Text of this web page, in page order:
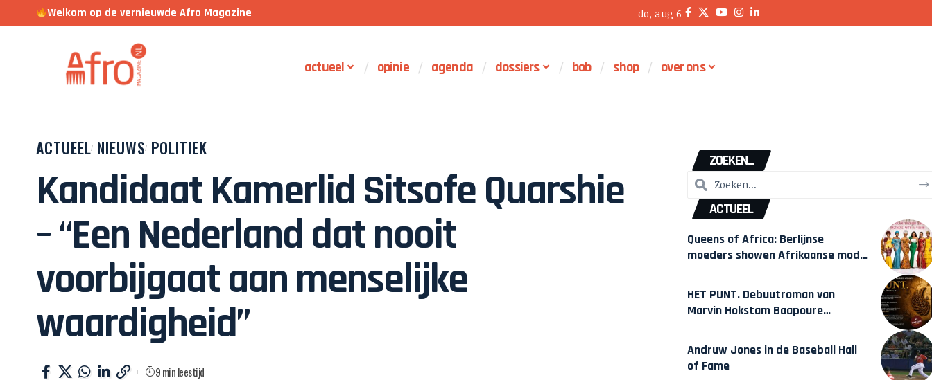
Welkom op de vernieuwde Afro Magazine do, aug 6
actueel opinie agenda dossiers bob shop over ons
ACTUEEL NIEUWS POLITIEK
Kandidaat Kamerlid Sitsofe Quarshie
– “Een Nederland dat nooit
voorbijgaat aan menselijke
waardigheid”
9 min leestijd
ZOEKEN...
ACTUEEL
Queens of Africa: Berlijnse
moeders showen Afrikaanse mode
HET PUNT. Debuutroman van
Marvin Hokstam Baapoure
Andruw Jones in de Baseball Hall
of Fame